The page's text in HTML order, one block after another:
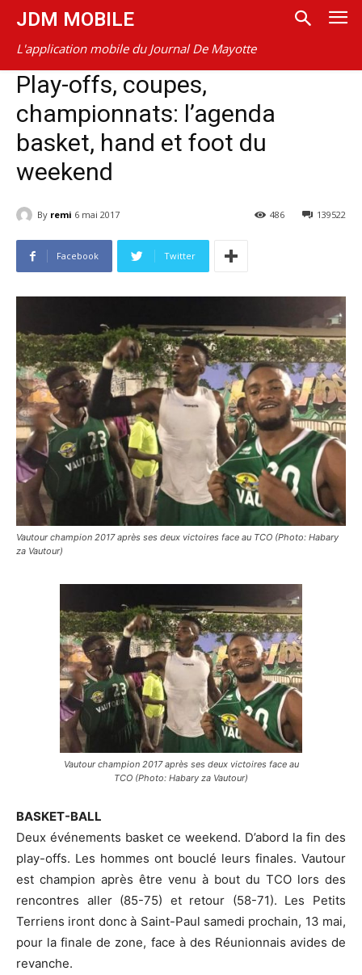
JDM MOBILE
L'application mobile du Journal De Mayotte
Play-offs, coupes,
championnats: l’agenda
basket, hand et foot du
weekend
By remi 6 mai 2017 139522
486
Facebook Twitter
Vautour champion 2017 après ses deux victoires face au TCO (Photo: Habary
za Vautour)
Vautour champion 2017 après ses deux victoires face au
TCO (Photo: Habary za Vautour)
BASKET-BALL
Deux événements basket ce weekend. D’abord la fin des
play-offs. Les hommes ont bouclé leurs finales. Vautour
est champion après être venu à bout du TCO lors des
rencontres aller (85-75) et retour (58-71). Les Petits
Terriens iront donc à Saint-Paul samedi prochain, 13 mai,
pour la finale de zone, face à des Réunionnais avides de
revanche.